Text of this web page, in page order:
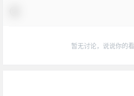
暂无讨论，说说你的